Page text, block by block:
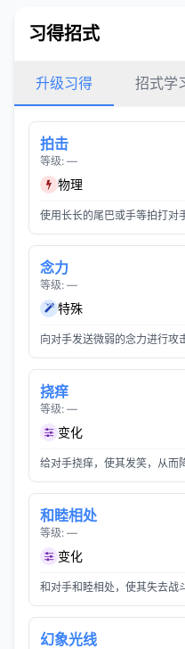
习得招式
升级习得 招式学
拍击
等级: —
物理
使用长长的尾巴或手等拍打对
念力
等级: —
特殊
向对手发送微弱的念力进行攻
挠痒
等级: —
变化
给对手挠痒，使其发笑，从而
和睦相处
等级: —
变化
和对手和睦相处，使其失去战
幻象光线